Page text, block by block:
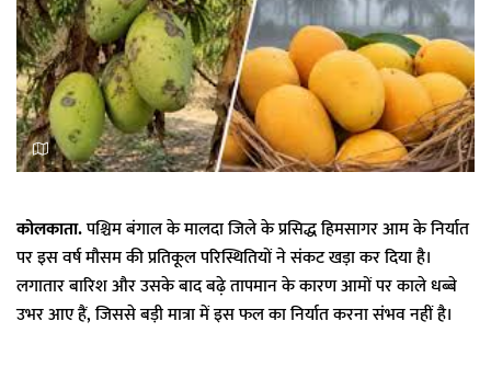
कोलकाता.पश्चिम बंगाल के मालदा जिले के प्रसिद्ध हिमसागर आम के निर्यात
पर इस वर्ष मौसम की प्रतिकूल परिस्थितियों ने संकट खड़ा कर दिया है।
लगातार बारिश और उसके बाद बढ़े तापमान के कारण आमों पर काले धब्बे
उभर आए हैं, जिससे बड़ी मात्रा में इस फल का निर्यात करना संभव नहीं है।